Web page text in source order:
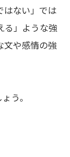
はない」では
る」ような強
文や感情の強
う。